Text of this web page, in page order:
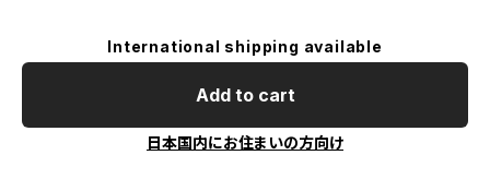
International shipping available
Add to cart
日本国内にお住まいの方向け